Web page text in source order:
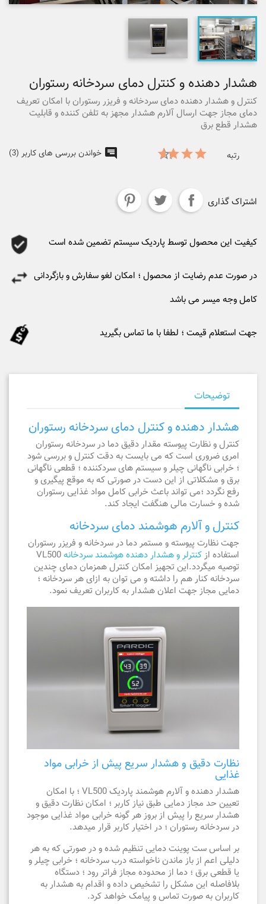
هشدار دهنده و کنترل دمای سردخانه رستوران
کنترل و هشدار دهنده دمای سردخانه و فریزر رستوران با امکان تعریف
دمای مجاز جهت ارسال آلارم هشدار مجهز به تلفن کننده و قابلیت
هشدار قطع برق
رتبه خواندن بررسی های کاربر (3)
اشتراک گذاری
کیفیت این محصول توسط پاردیک سیستم تضمین شده است
در صورت عدم رضایت از محصول ؛ امکان لغو سفارش و بازگردانی
کامل وجه میسر می باشد
جهت استعلام قیمت ؛ لطفا با ما تماس بگیرید
توضیحات
هشدار دهنده و کنترل دمای سردخانه رستوران
کنترل و نظارت پیوسته مقدار دقیق دما در سردخانه رستوران
امری ضروری است که می بایست به دقت کنترل و بررسی شود
؛ خرابی ناگهانی چیلر و سیستم های سردکننده ؛ قطعی ناگهانی
برق و مشکلاتی از این دست در صورتی که به موقع پیگیری و
رفع نگردد ؛می تواند باعث خرابی کامل مواد غذایی رستوران
شده و خسارت مالی هنگفت ایجاد کند.
کنترل و آلارم هوشمند دمای سردخانه
جهت نظارت پیوسته و مستمر دما در سردخانه و فریزر رستوران
استفاده ازکنترلر و هشدار دهنده هوشمند سردخانهVL500
توصیه میگردد.این تجهیز امکان کنترل همزمان دمای چندین
سردخانه کنار هم را داشته و می توان به ازای هر سردخانه ؛
دمایی مجاز جهت اعلان هشدار به کاربران تعریف نمود.
نظارت دقیق و هشدار سریع پیش از خرابی مواد
غذایی
هشدار دهنده و آلارم هوشمند پاردیک VL500 ؛ با امکان
تعیین حد مجاز دمایی طبق نیاز کاربر ؛ امکان نظارت دقیق و
هشدار سریع را پیش از بروز هر گونه خرابی مواد غذایی موجود
در سردخانه رستوران ؛ در اختیار کاربر قرار میدهد.
بر اساس ست پوینت دمایی تنظیم شده و در صورتی که به هر
دلیلی اعم از باز ماندن ناخواسته درب سردخانه ؛ خرابی چیلر و
یا قطعی برق ؛ دما از محدوده مجاز فراتر رود ؛ دستگاه
بلافاصله این مشکل را تشخیص داده و اقدام به هشدار به
کاربران به صورت تماس و پیامک خواهد کرد.